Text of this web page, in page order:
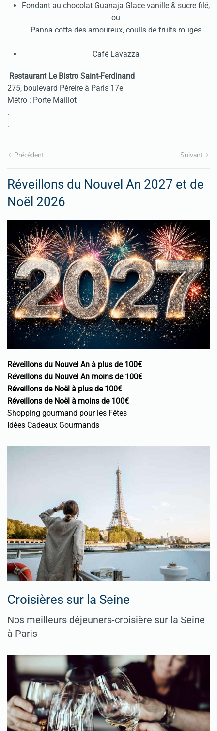
Fondant au chocolat Guanaja Glace vanille & sucre filé,
ou
Panna cotta des amoureux, coulis de fruits rouges
Café Lavazza
Restaurant Le Bistro Saint-Ferdinand
275, boulevard Péreire à Paris 17e
Métro : Porte Maillot
.
.
Précédent Suivant
Réveillons du Nouvel An 2027 et de
Noël 2026
Réveillons du Nouvel An à plus de 100€
Réveillons du Nouvel An moins de 100€
Réveillons de Noël à plus de 100€
Réveillons de Noël à moins de 100€
Shopping gourmand pour les Fêtes
Idées Cadeaux Gourmands
Croisières sur la Seine
Nos meilleurs déjeuners-croisière sur la Seine
à Paris